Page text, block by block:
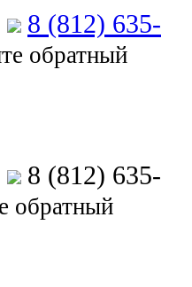
8 (812) 635-
обратный
8 (812) 635-
обратный